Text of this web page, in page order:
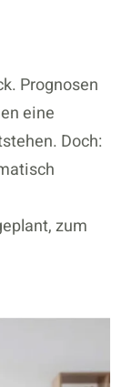
Prognosen
eine
Doch:
zum